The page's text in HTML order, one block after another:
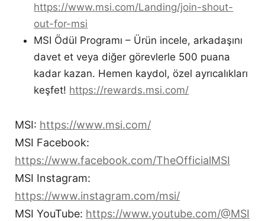
https://www.msi.com/Landing/join-shout-
out-for-msi
MSI Ödül Programı – Ürün incele, arkadaşını
davet et veya diğer görevlerle 500 puana
kadar kazan. Hemen kaydol, özel ayrıcalıkları
keşfet! https://rewards.msi.com/
MSI: https://www.msi.com/
MSI Facebook:
https://www.facebook.com/TheOfficialMSI
MSI Instagram:
https://www.instagram.com/msi/
MSI YouTube: https://www.youtube.com/@MSI